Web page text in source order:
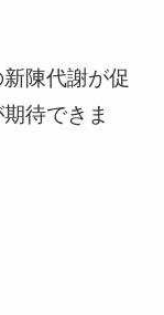
陳代謝が促
待できま